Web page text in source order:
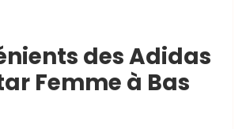
des Adidas
Femme à Bas